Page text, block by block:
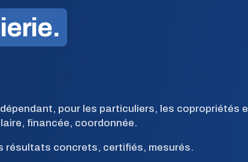
pour les particuliers, les copropriétés
financée, coordonnée.
résultats concrets, certifiés, mesurés.